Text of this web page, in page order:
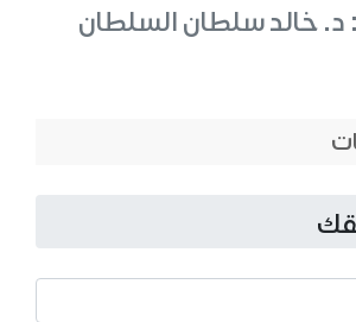
د. خالد سلطان السلطان